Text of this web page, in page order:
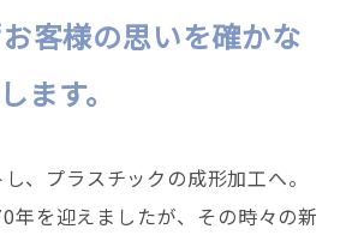
客様の思いを確かな
ます。
、プラスチックの成形加工へ。
年を迎えましたが、その時々の新